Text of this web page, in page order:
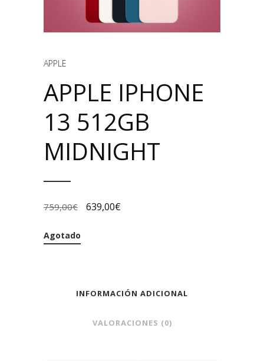
APPLE
APPLE IPHONE
13 512GB
MIDNIGHT
759,00€ 639,00€
Agotado
INFORMACIÓN ADICIONAL
VALORACIONES (0)